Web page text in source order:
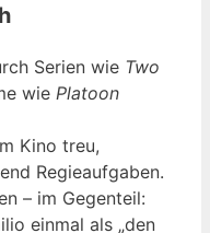
Serien wie Two
wie Platoon
Kino treu,
Regieaufgaben.
– im Gegenteil:
einmal als „den